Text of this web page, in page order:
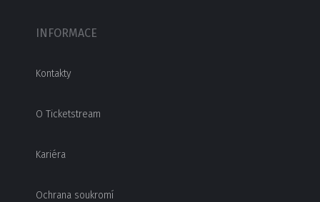
INFORMACE
Kontakty
O Ticketstream
Kariéra
Ochrana soukromí